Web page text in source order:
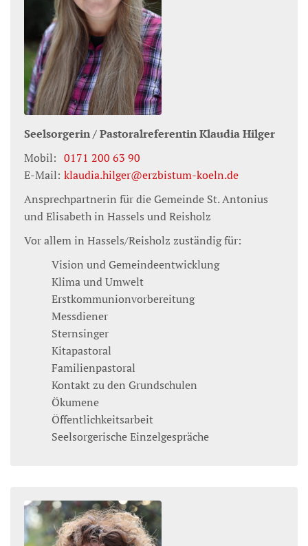
Seelsorgerin / PastoralreferentinKlaudiaHilger
Mobil: 0171 200 63 90
E-Mail: klaudia.hilger@erzbistum-koeln.de
Ansprechpartnerin für die Gemeinde St. Antonius
und Elisabeth in Hassels und Reisholz
Vor allem in Hassels/Reisholz zuständig für:
Vision und Gemeindeentwicklung
Klima und Umwelt
Erstkommunionvorbereitung
Messdiener
Sternsinger
Kitapastoral
Familienpastoral
Kontakt zu den Grundschulen
Ökumene
Öffentlichkeitsarbeit
Seelsorgerische Einzelgespräche